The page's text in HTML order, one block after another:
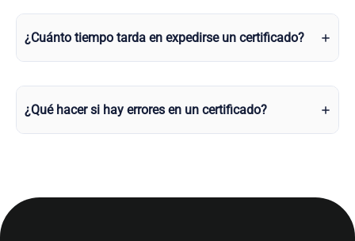
¿Cuánto tiempo tarda en expedirse un certificado?
¿Qué hacer si hay errores en un certificado?